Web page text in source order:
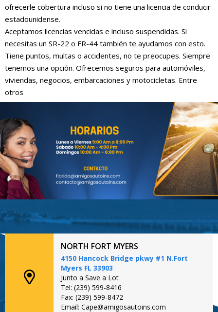
ofrecerle cobertura incluso si no tiene una licencia de conducir
estadounidense.
Aceptamos licencias vencidas e incluso suspendidas. Si
necesitas un SR-22 o FR-44 también te ayudamos con esto.
Tiene puntos, multas o accidentes, no te preocupes. Siempre
tenemos una opción. Ofrecemos seguros para automóviles,
viviendas, negocios, embarcaciones y motocicletas. Entre
otros
NORTH FORT MYERS
4150 Hancock Bridge pkwy #1 N.Fort
Myers FL 33903
Junto a Save a Lot
Tel: (239) 599-8416
Fax: (239) 599-8472
Email: Cape@amigosautoins.com